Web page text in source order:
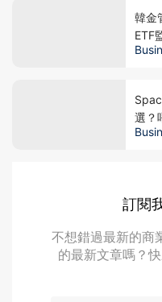
韓金
ETF
熔斷
選？
教你
訂閱
不想錯過最新的商
的最新文章嗎？